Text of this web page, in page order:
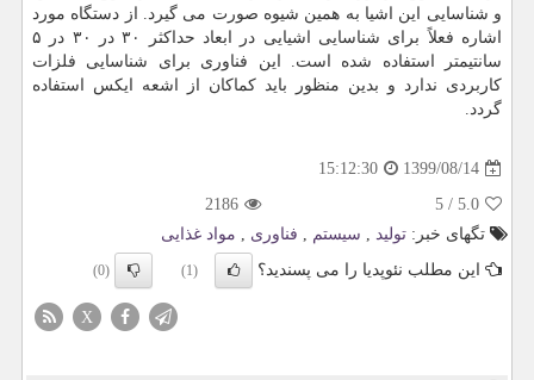
و شناسایی این اشیا به همین شیوه صورت می گیرد. از دستگاه مورد
اشاره فعلاً برای شناسایی اشیایی در ابعاد حداکثر ۳۰ در ۳۰ در ۵
سانتیمتر استفاده شده است. این فناوری برای شناسایی فلزات
کاربردی ندارد و بدین منظور باید کماکان از اشعه ایکس استفاده
گردد.
1399/08/14
15:12:30
5.0
/
5
2186
تگهای خبر: تولید , سیستم , فناوری , مواد غذایی
این مطلب نئوپدیا را می پسندید؟
(1)
(0)
X